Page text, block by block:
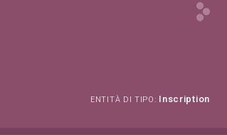
ENTITÀ DI TIPO: Inscription